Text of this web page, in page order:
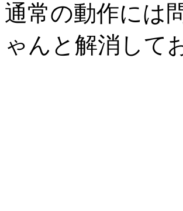
通常の動作には
ゃんと解消して